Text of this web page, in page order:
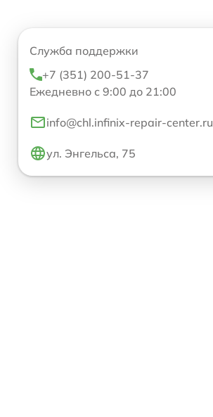
Служба поддержки
+7 (351) 200-51-37
Ежедневно с 9:00 до 21:00
info@chl.infinix-repair-center.ru
ул. Энгельса, 75